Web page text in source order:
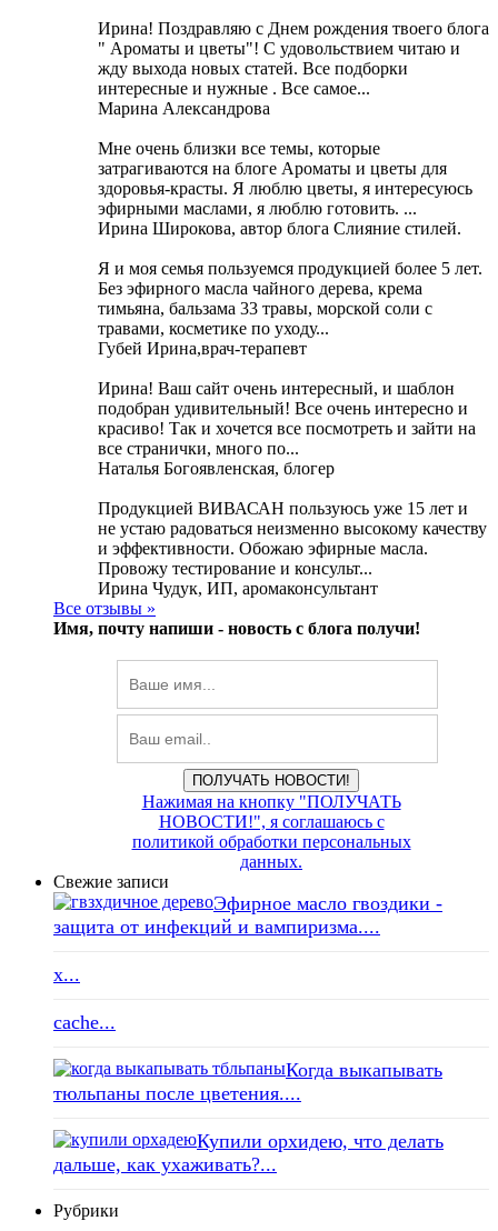
Ирина! Поздравляю с Днем рождения твоего блога
" Ароматы и цветы"! С удовольствием читаю и
жду выхода новых статей. Все подборки
интересные и нужные . Все самое...
Марина Александрова
Мне очень близки все темы, которые
затрагиваются на блоге Ароматы и цветы для
здоровья-красты. Я люблю цветы, я интересуюсь
эфирными маслами, я люблю готовить. ...
Ирина Широкова, автор блога Слияние стилей.
Я и моя семья пользуемся продукцией более 5 лет.
Без эфирного масла чайного дерева, крема
тимьяна, бальзама 33 травы, морской соли с
травами, косметике по уходу...
Губей Ирина,врач-терапевт
Ирина! Ваш сайт очень интересный, и шаблон
подобран удивительный! Все очень интересно и
красиво! Так и хочется все посмотреть и зайти на
все странички, много по...
Наталья Богоявленская, блогер
Продукцией ВИВАСАН пользуюсь уже 15 лет и
не устаю радоваться неизменно высокому качеству
и эффективности. Обожаю эфирные масла.
Провожу тестирование и консульт...
Ирина Чудук, ИП, аромаконсультант
Все отзывы »
Имя, почту напиши - новость с блога получи!
ПОЛУЧАТЬ НОВОСТИ!
Нажимая на кнопку "ПОЛУЧАТЬ
НОВОСТИ!", я соглашаюсь с
политикой обработки персональных
данных.
Свежие записи
Эфирное масло гвоздики -
защита от инфекций и вампиризма....
x...
cache...
Когда выкапывать
тюльпаны после цветения....
Купили орхидею, что делать
дальше, как ухаживать?...
Рубрики